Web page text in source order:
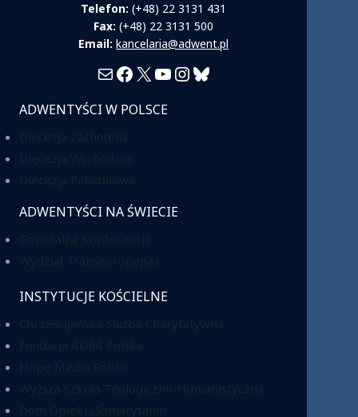
Telefon: (+48) 22 3131 431
Fax: (+48) 22 3131 500
Email: kancelaria@adwent.pl
MailFacebook
X YouTube
Instagram
Bluesky
ADWENTYŚCI W POLSCE
ADWENTYŚCI NA ŚWIECIE
INSTYTUCJE KOŚCIELNE